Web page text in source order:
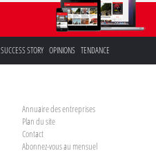
SUCCESS STORY OPINIONS TENDANCE
Annuaire des entreprises
Plan du site
Contact
Abonnez-vous au mensuel